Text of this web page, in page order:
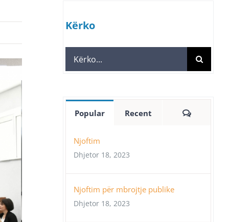
Kërko
Search
for:
Popular Recent
Njoftim
Dhjetor 18, 2023
Njoftim për mbrojtje publike
Dhjetor 18, 2023